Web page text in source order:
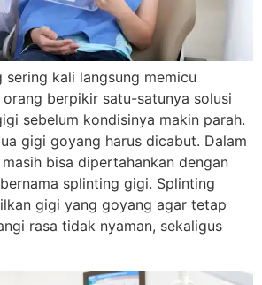
kali langsung memicu
orang berpikir satu-satunya solusi
sebelum kondisinya makin parah.
gigi goyang harus dicabut. Dalam
bisa dipertahankan dengan
splinting gigi. Splinting
gigi yang goyang agar tetap
rasa tidak nyaman, sekaligus